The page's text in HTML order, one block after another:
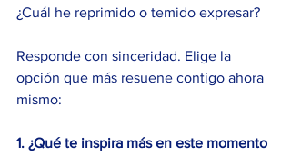
¿Cuál he reprimido o temido expresar?
Responde con sinceridad. Elige la
opción que más resuene contigo ahora
mismo:
1. ¿Qué te inspira más en este momento